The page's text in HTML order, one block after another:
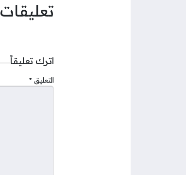
تعليقات
اترك تعليقاً
التعليق *